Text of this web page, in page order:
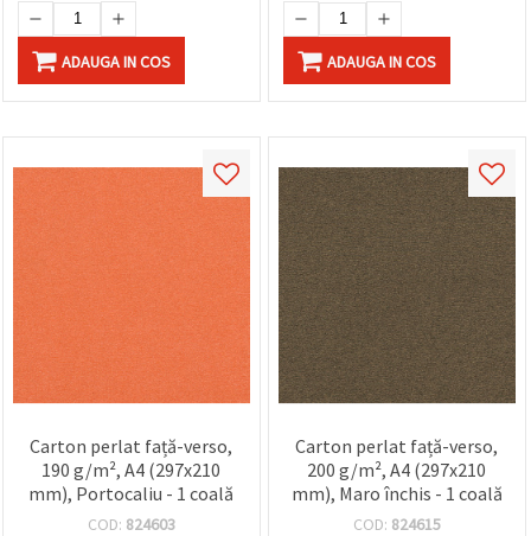
ADAUGA IN COS ADAUGA IN COS
Carton perlat față-verso,
190 g/m², A4 (297x210
mm), Portocaliu - 1 coală
COD: 824603
Carton perlat față-verso,
200 g/m², A4 (297x210
mm), Maro închis - 1 coală
COD: 824615